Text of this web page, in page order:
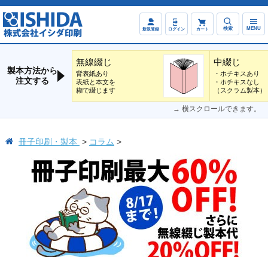
新規登録 ログイン カート 検索 MENU
製本方法から
注文する
無線綴じ
背表紙あり
表紙と本文を
糊で綴じます
中綴じ
・ホチキスあり
・ホチキスなし
（スクラム製本）
→ 横スクロールできます。
冊子印刷・製本 コラム